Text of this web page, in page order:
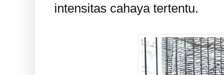
intensitas cahaya tertentu.